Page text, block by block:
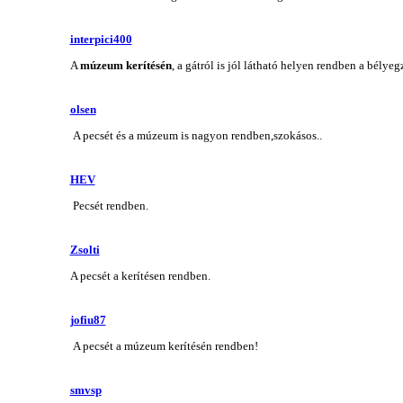
interpici400
A múzeum kerítésén, a gátról is jól látható helyen rendben a
olsen
A pecsét és a múzeum is nagyon rendben,szokásos..
HEV
Pecsét rendben.
Zsolti
A pecsét a kerítésen rendben.
jofiu87
A pecsét a múzeum kerítésén rendben!
smvsp